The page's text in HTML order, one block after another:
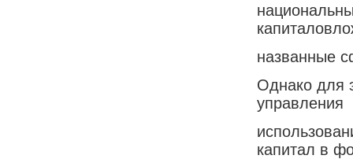
названные
Однако для
управления
капитал в